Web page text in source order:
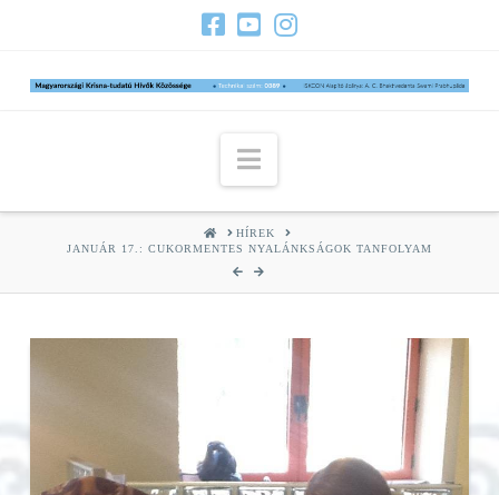
Navigation
HOMEHÍREK
JANUÁR 17.: CUKORMENTES NYALÁNKSÁGOK TANFOLYAM